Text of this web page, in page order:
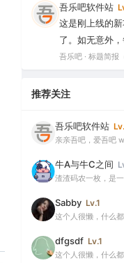
吾乐吧软件站
这是刚上线的
了。如无意外
推荐关注
吾乐吧软件站
亲亲吾吧，爱吾吧
牛A与牛C之间
渣渣码农一枚，是
Sabby Lv.1
这个人很懒，什么
dfgsdf Lv.1
这个人很懒，什么